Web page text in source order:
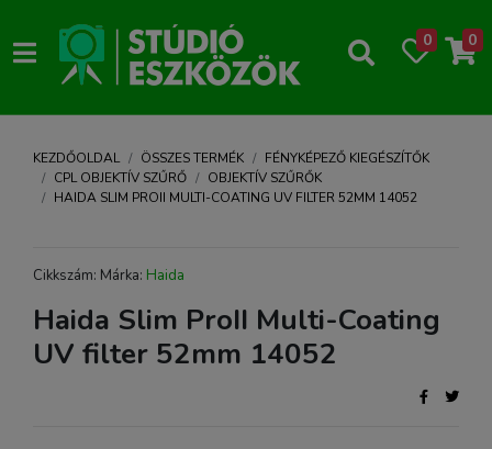
0 0
KEZDŐOLDAL ÖSSZES TERMÉK
FÉNYKÉPEZŐ KIEGÉSZÍTŐK
CPL OBJEKTÍV SZŰRŐ
OBJEKTÍV SZŰRŐK
HAIDA SLIM PROII MULTI-COATING UV FILTER 52MM 14052
Cikkszám: Márka: Haida
Haida Slim ProII Multi-Coating
UV filter 52mm 14052